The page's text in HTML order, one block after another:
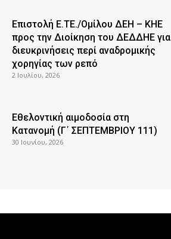
Επιστολή Ε.ΤΕ./Ομίλου ΔΕΗ – ΚΗΕ
προς την Διοίκηση του ΔΕΔΔΗΕ για
διευκρινήσεις περί αναδρομικής
χορηγίας των ρεπό
2 Ιουλίου, 2026
Εθελοντική αιμοδοσία στη
Κατανομή (Γ΄ ΣΕΠΤΕΜΒΡΙΟΥ 111)
30 Ιουνίου, 2026